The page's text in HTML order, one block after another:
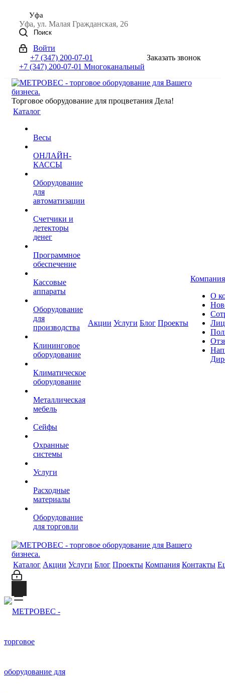
Уфа
Уфа, ул. Малая Гражданская, 26
Поиск
Войти
+7 (347) 200-07-01
+7 (347) 200-07-01 Многоканальный
Заказать звонок
Торговое оборудование для процветания Дела!
Каталог
Весы
ОНЛАЙН-
КАССЫ
Оборудование
для
автоматизации
Счетчики и
детекторы
денег
Программное
обеспечение
Кассовые
аппараты
Оборудование
для
производства
Клининговое
оборудование
Климатическое
оборудование
Металлическая
мебель
Сейфы
Охранные
системы
Услуги
Расходные
материалы
Оборудование
для торговли
Акции Услуги Блог Проекты
Компания
О
Каталог Акции Услуги Блог Проекты Компания Контакты